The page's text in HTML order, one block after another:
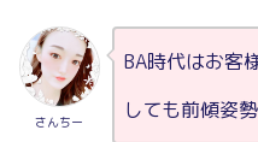
さんちー
BA時代はお客
しても前傾姿